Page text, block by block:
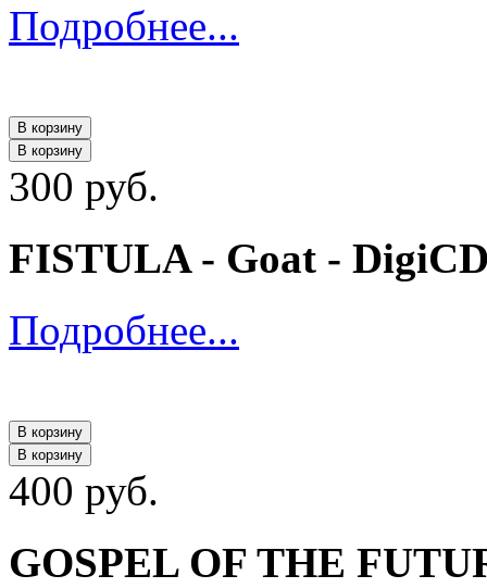
Подробнее...
В корзину
В корзину
300 руб.
FISTULA - Goat -
Подробнее...
В корзину
В корзину
400 руб.
GOSPEL OF THE